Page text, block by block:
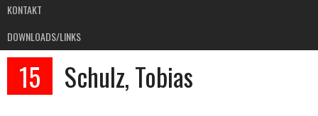
KONTAKT
DOWNLOADS/LINKS
15 Schulz, Tobias